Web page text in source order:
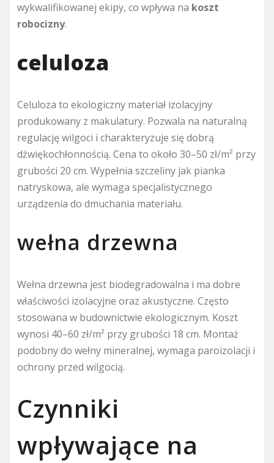
wykwalifikowanej ekipy, co wpływa na koszt
robocizny.
celuloza
Celuloza to ekologiczny materiał izolacyjny
produkowany z makulatury. Pozwala na naturalną
regulację wilgoci i charakteryzuje się dobrą
dźwiękochłonnością. Cena to około 30–50 zł/m² przy
grubości 20 cm. Wypełnia szczeliny jak pianka
natryskowa, ale wymaga specjalistycznego
urządzenia do dmuchania materiału.
wełna drzewna
Wełna drzewna jest biodegradowalna i ma dobre
właściwości izolacyjne oraz akustyczne. Często
stosowana w budownictwie ekologicznym. Koszt
wynosi 40–60 zł/m² przy grubości 18 cm. Montaż
podobny do wełny mineralnej, wymaga paroizolacji i
ochrony przed wilgocią.
Czynniki
wpływające na